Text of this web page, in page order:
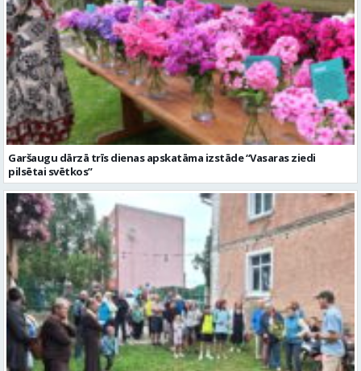
Garšaugu dārzā trīs dienas apskatāma izstāde “Vasaras ziedi
pilsētai svētkos”
Valmieras dzimšanas diena sākas ar Krāču kakta svētkiem